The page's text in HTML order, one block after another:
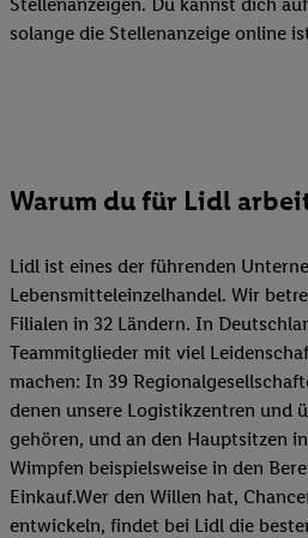
solange die Stellenanzeige online
Warum du für Lidl
Lidl ist eines der führenden
Lebensmitteleinzelhandel. Wir
Filialen in 32 Ländern. In
Teammitglieder mit viel
machen: In 39
denen unsere Logistikzentren und
gehören, und an den Hauptsitzen
Wimpfen beispielsweise in den
Einkauf.Wer den Willen hat,
entwickeln, findet bei Lidl die